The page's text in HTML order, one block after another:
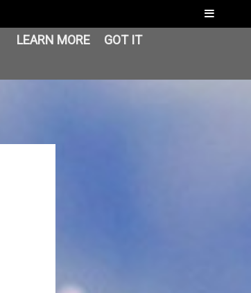
Menu
LEARN MORE GOT IT